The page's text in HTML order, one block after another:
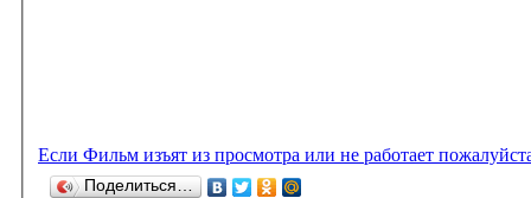
Если Фильм изъят из просмотра или не работает
Поделиться…